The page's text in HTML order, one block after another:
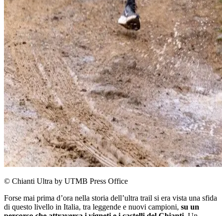
© Chianti Ultra by UTMB Press Office
Forse mai prima d’ora nella storia dell’ultra trail si era vista una sfida
di questo livello in Italia, tra leggende e nuovi campioni, su un